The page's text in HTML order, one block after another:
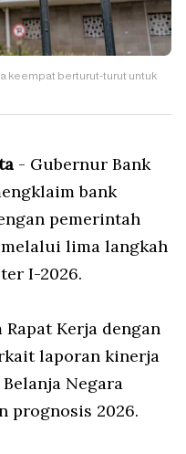
keempat berturut-turut untuk
- Gubernur Bank
bank
pemerintah
lima langkah
I-2026.
Kerja dengan
laporan kinerja
Negara
prognosis 2026.